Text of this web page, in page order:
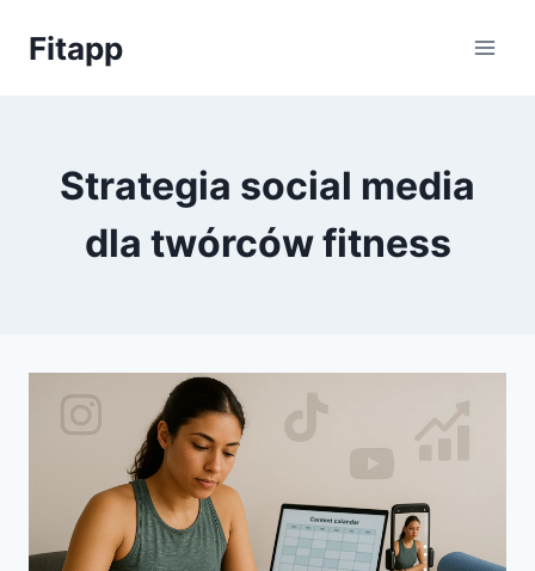
Fitapp
Strategia social media
dla twórców fitness